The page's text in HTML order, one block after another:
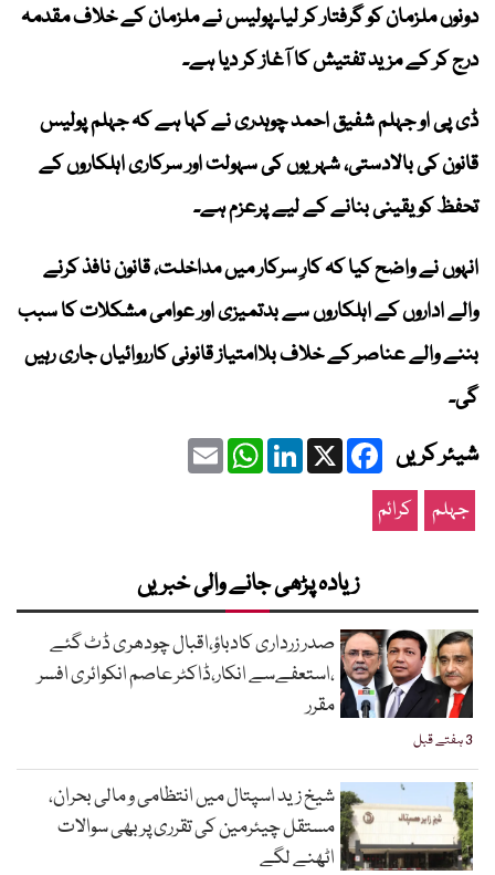
دونوں ملزمان کو گرفتار کر لیا۔پولیس نے ملزمان کے خلاف مقدمہ
درج کر کے مزید تفتیش کا آغاز کر دیا ہے۔
ڈی پی او جہلم شفیق احمد چوہدری نے کہا ہے کہ جہلم پولیس
قانون کی بالادستی، شہریوں کی سہولت اور سرکاری اہلکاروں کے
تحفظ کو یقینی بنانے کے لیے پرعزم ہے۔
انہوں نے واضح کیا کہ کارِ سرکار میں مداخلت، قانون نافذ کرنے
والے اداروں کے اہلکاروں سے بدتمیزی اور عوامی مشکلات کا سبب
بننے والے عناصر کے خلاف بلاامتیاز قانونی کارروائیاں جاری رہیں
گی۔
شیئر کریں Facebook
X
LinkedIn
WhatsApp
Email
جہلم کرائم
زیادہ پڑھی جانے والی خبریں
3 ہفتے قبل
صدر زرداری کادباؤ،اقبال چودھری ڈٹ گئے
،استعفےسے انکار،ڈاکٹر عاصم انکوائری افسر
مقرر
شیخ زید اسپتال میں انتظامی و مالی بحران،
مستقل چیئرمین کی تقرری پر بھی سوالات
اٹھنے لگے